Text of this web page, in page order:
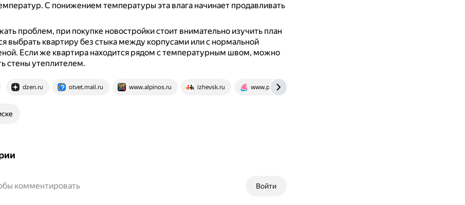
С понижением температуры эта влага начинает продавливать
проблем, при покупке новостройки стоит внимательно изучить план
выбрать квартиру без стыка между корпусами или с нормальной
Если же квартира находится рядом с температурным швом, можно
стены утеплителем.
dzen.ru otvet.mail.ru www.alpinos.ru izhevsk.ru www.promalpservice.ru
Войти
комментировать